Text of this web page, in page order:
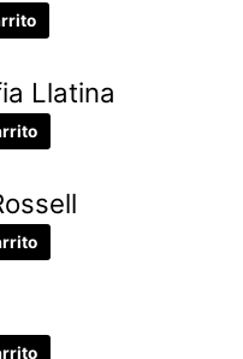
Llatina